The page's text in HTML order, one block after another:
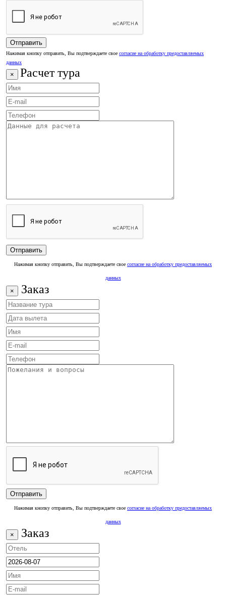
Нажимая кнопку отправить, Вы подтверждаете свое согласие на обработку предоставляемых
данных
× Расчет тура
Нажимая кнопку отправить, Вы подтверждаете свое согласие на обработку предоставляемых
данных
× Заказ
Нажимая кнопку отправить, Вы подтверждаете свое согласие на обработку предоставляемых
данных
× Заказ